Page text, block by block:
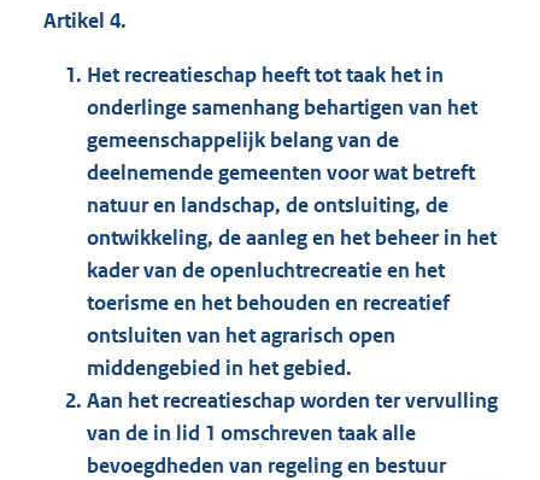
Artikel 4.
Het recreatieschap heeft tot taak het in
onderlinge samenhang behartigen van het
gemeenschappelijk belang van de
deelnemende gemeenten voor wat betreft
natuur en landschap, de ontsluiting, de
ontwikkeling, de aanleg en het beheer in het
kader van de openluchtrecreatie en het
toerisme en het behouden en recreatief
ontsluiten van het agrarisch open
middengebied in het gebied.
Aan het recreatieschap worden ter vervulling
van de in lid 1 omschreven taak alle
bevoegdheden van regeling en bestuur